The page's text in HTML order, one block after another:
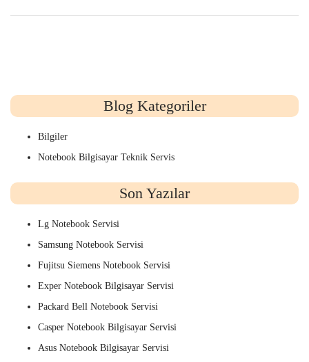
Blog Kategoriler
Bilgiler
Notebook Bilgisayar Teknik Servis
Son Yazılar
Lg Notebook Servisi
Samsung Notebook Servisi
Fujitsu Siemens Notebook Servisi
Exper Notebook Bilgisayar Servisi
Packard Bell Notebook Servisi
Casper Notebook Bilgisayar Servisi
Asus Notebook Bilgisayar Servisi